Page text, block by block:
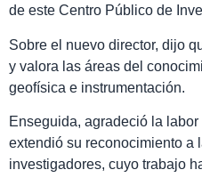
de este Centro Público de
Sobre el nuevo director, dijo
y valora las áreas del
geofísica e instrumentación.
Enseguida, agradeció la
extendió su reconocimiento a
investigadores, cuyo trabajo